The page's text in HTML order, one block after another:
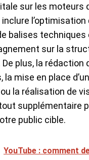
sur les moteurs
balises techniques
sur la
De plus, la rédaction
la mise en place
la réalisation de
supplémentaire
public cible.
YouTube : comment